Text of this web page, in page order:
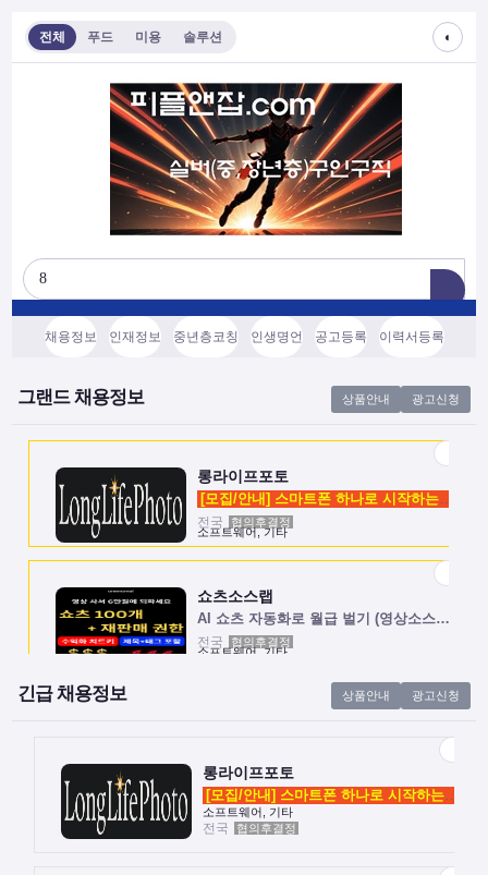
전체 푸드 미용 솔루션 ◐
채용정보 인재정보 중년층코칭 인생명언 공고등록 이력서등록
그랜드 채용정보 상품안내 광고신청
롱라이프포토
[모집/안내] 스마트폰 하나로 시작하는 …
롱라이프포토
[모집/안내] 스마트폰 하나로 시작하는 …
소프트웨어, 기타
전국 협의후결정
쇼츠소스랩
AI 쇼츠 자동화로 월급 벌기 (영상소스…
소프트웨어, 기타
전국 협의후결정
[모집/안내] 스마트폰 하나로 시작하는 …
소프트웨어, 기타
쇼츠소스랩
긴급 채용정보 상품안내 광고신청
롱라이프포토
[모집/안내] 스마트폰 하나로 시작하는 …
소프트웨어, 기타
전국
협의후결정